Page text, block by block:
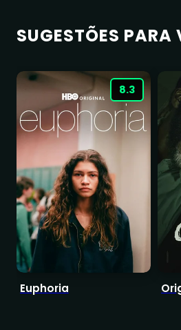
SUGESTÕES PARA
8.3
Euphoria